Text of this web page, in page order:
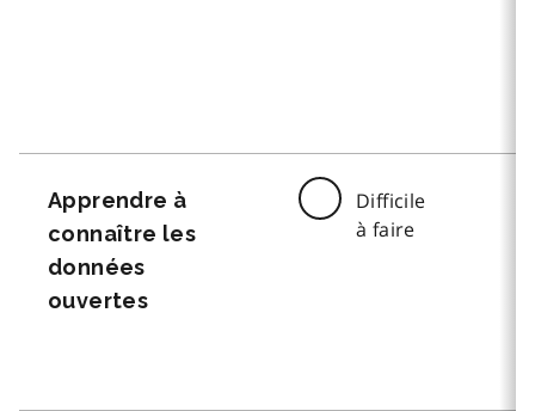
Apprendre à
connaître les
données
ouvertes
Difficile
à faire